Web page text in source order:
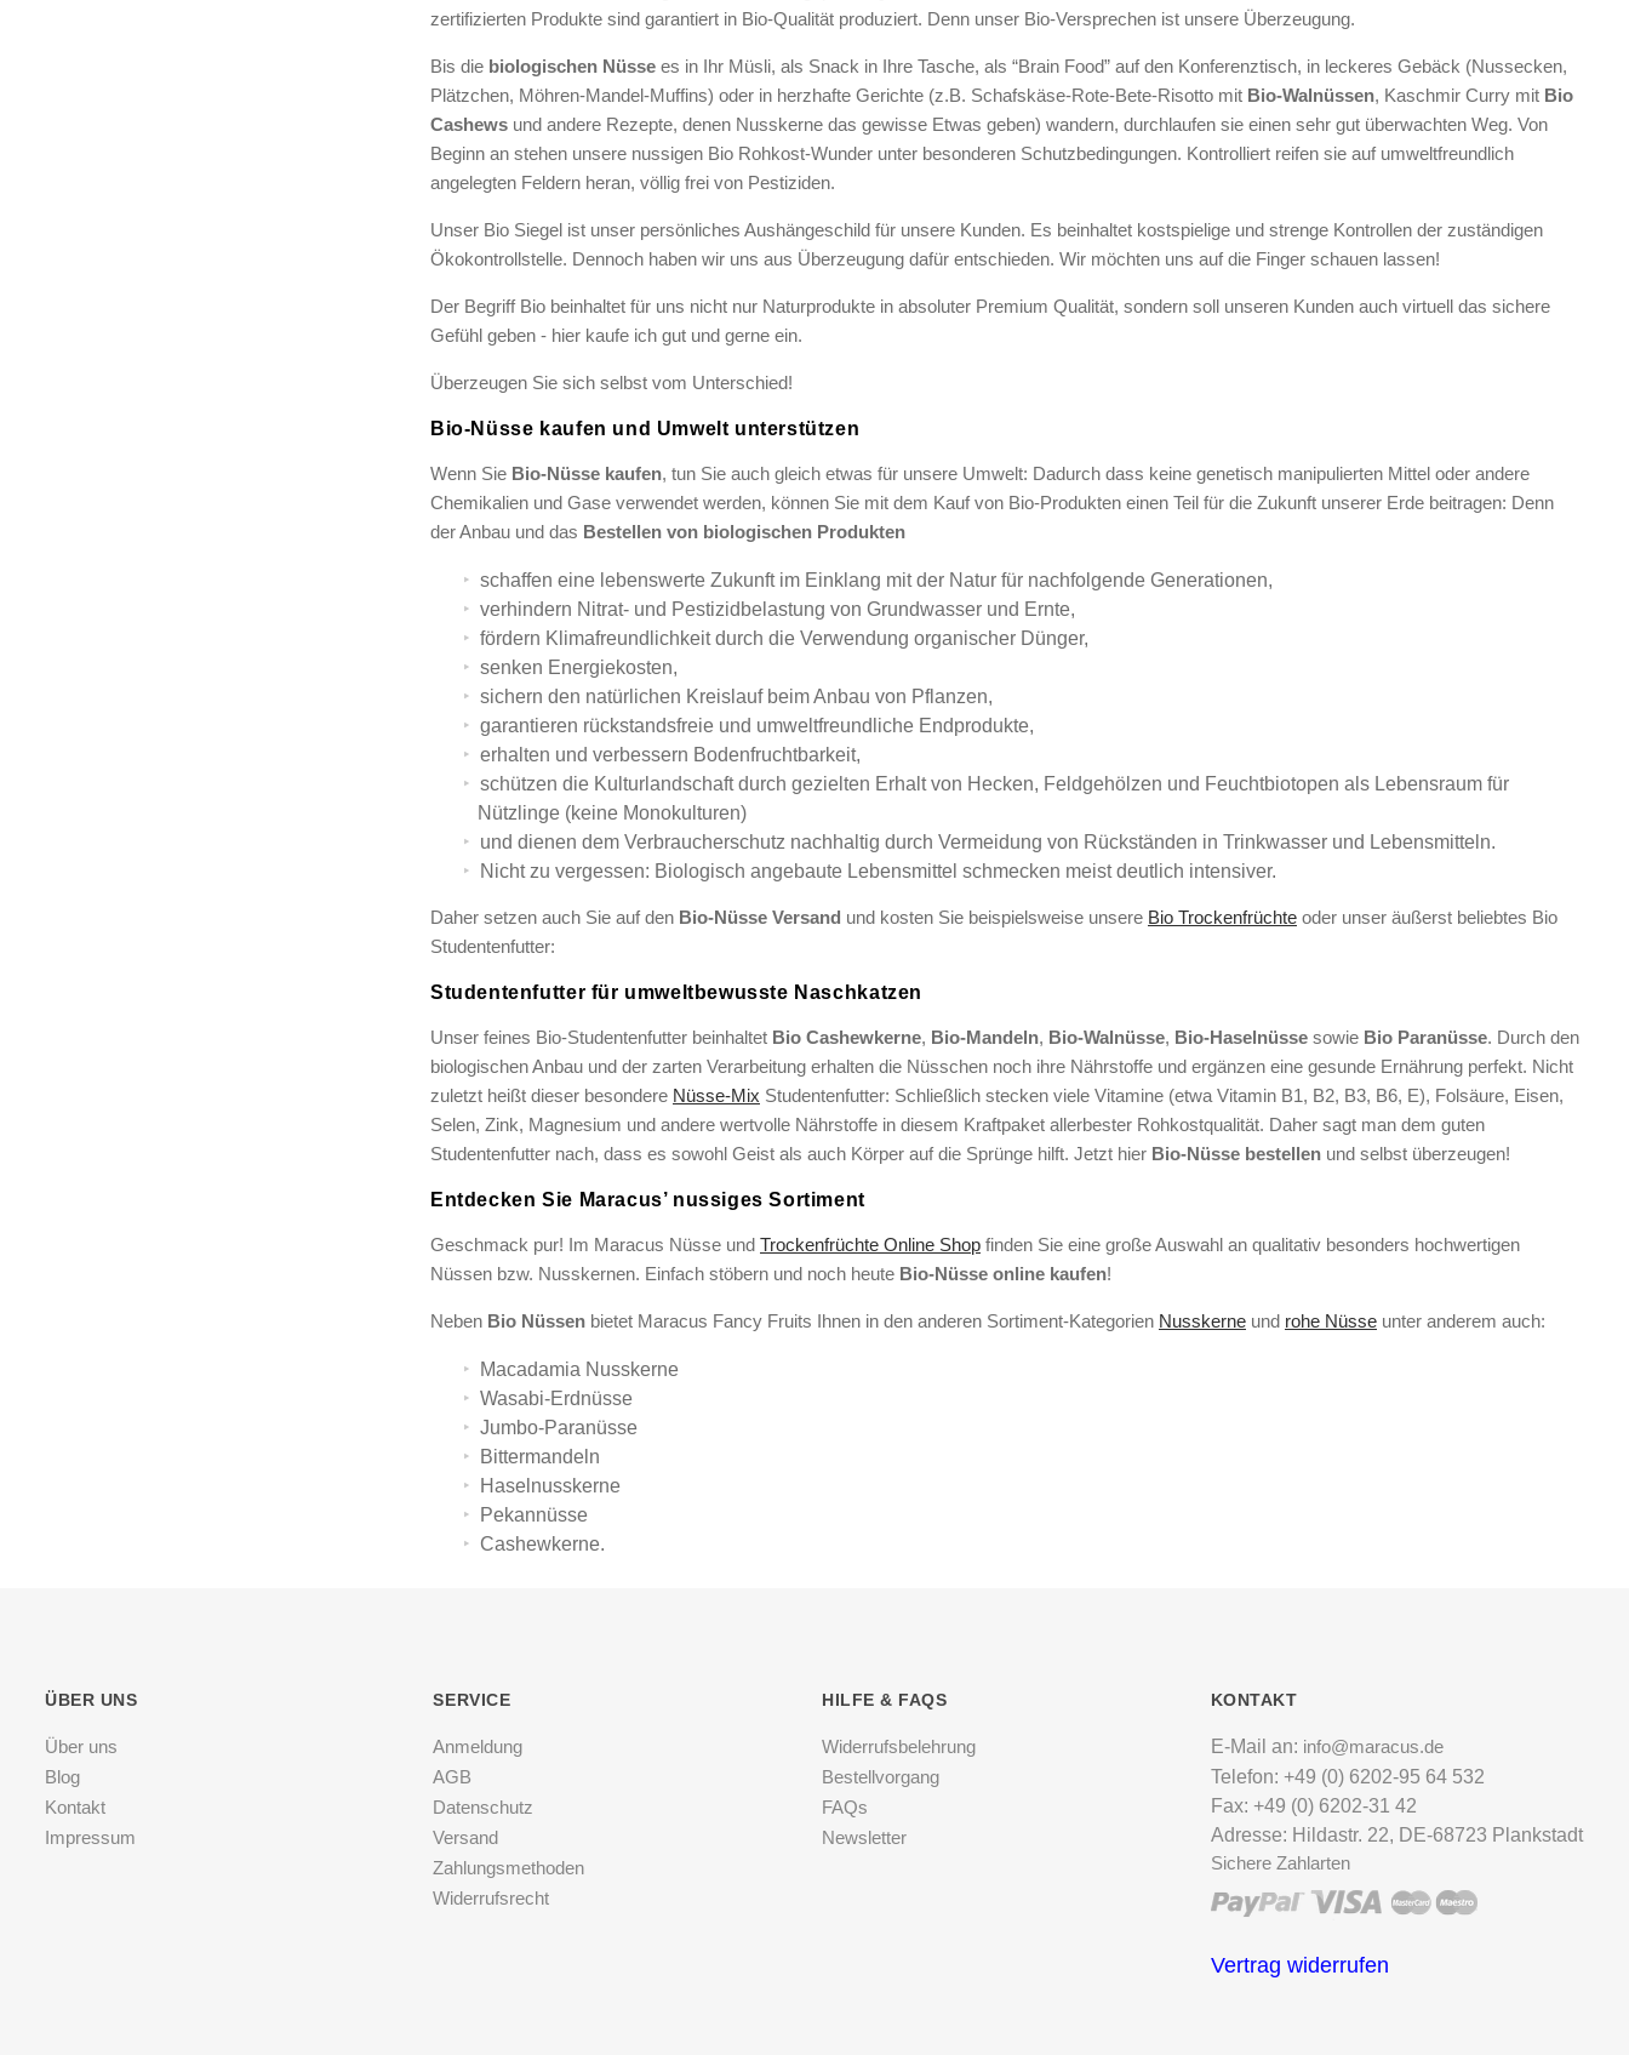
zertifizierten Produkte sind garantiert in Bio-Qualität produziert. Denn unser Bio-Versprechen ist unsere Überzeugung.
Bis die biologischen Nüsse es in Ihr Müsli, als Snack in Ihre Tasche, als “Brain Food” auf den Konferenztisch, in leckeres Gebäck (Nussecken,
Plätzchen, Möhren-Mandel-Muffins) oder in herzhafte Gerichte (z.B. Schafskäse-Rote-Bete-Risotto mit Bio-Walnüssen, Kaschmir Curry mit Bio
Cashews und andere Rezepte, denen Nusskerne das gewisse Etwas geben) wandern, durchlaufen sie einen sehr gut überwachten Weg. Von
Beginn an stehen unsere nussigen Bio Rohkost-Wunder unter besonderen Schutzbedingungen. Kontrolliert reifen sie auf umweltfreundlich
angelegten Feldern heran, völlig frei von Pestiziden.
Unser Bio Siegel ist unser persönliches Aushängeschild für unsere Kunden. Es beinhaltet kostspielige und strenge Kontrollen der zuständigen
Ökokontrollstelle. Dennoch haben wir uns aus Überzeugung dafür entschieden. Wir möchten uns auf die Finger schauen lassen!
Der Begriff Bio beinhaltet für uns nicht nur Naturprodukte in absoluter Premium Qualität, sondern soll unseren Kunden auch virtuell das sichere
Gefühl geben - hier kaufe ich gut und gerne ein.
Überzeugen Sie sich selbst vom Unterschied!
Bio-Nüsse kaufen und Umwelt unterstützen
Wenn Sie Bio-Nüsse kaufen, tun Sie auch gleich etwas für unsere Umwelt: Dadurch dass keine genetisch manipulierten Mittel oder andere
Chemikalien und Gase verwendet werden, können Sie mit dem Kauf von Bio-Produkten einen Teil für die Zukunft unserer Erde beitragen: Denn
der Anbau und das Bestellen von biologischen Produkten
schaffen eine lebenswerte Zukunft im Einklang mit der Natur für nachfolgende Generationen,
verhindern Nitrat- und Pestizidbelastung von Grundwasser und Ernte,
fördern Klimafreundlichkeit durch die Verwendung organischer Dünger,
senken Energiekosten,
sichern den natürlichen Kreislauf beim Anbau von Pflanzen,
garantieren rückstandsfreie und umweltfreundliche Endprodukte,
erhalten und verbessern Bodenfruchtbarkeit,
schützen die Kulturlandschaft durch gezielten Erhalt von Hecken, Feldgehölzen und Feuchtbiotopen als Lebensraum für
Nützlinge (keine Monokulturen)
und dienen dem Verbraucherschutz nachhaltig durch Vermeidung von Rückständen in Trinkwasser und Lebensmitteln.
Nicht zu vergessen: Biologisch angebaute Lebensmittel schmecken meist deutlich intensiver.
Daher setzen auch Sie auf den Bio-Nüsse Versand und kosten Sie beispielsweise unsere Bio Trockenfrüchte oder unser äußerst beliebtes Bio
Studentenfutter:
Studentenfutter für umweltbewusste Naschkatzen
Unser feines Bio-Studentenfutter beinhaltet Bio Cashewkerne, Bio-Mandeln, Bio-Walnüsse, Bio-Haselnüsse sowie Bio Paranüsse. Durch den
biologischen Anbau und der zarten Verarbeitung erhalten die Nüsschen noch ihre Nährstoffe und ergänzen eine gesunde Ernährung perfekt. Nicht
zuletzt heißt dieser besondere Nüsse-Mix Studentenfutter: Schließlich stecken viele Vitamine (etwa Vitamin B1, B2, B3, B6, E), Folsäure, Eisen,
Selen, Zink, Magnesium und andere wertvolle Nährstoffe in diesem Kraftpaket allerbester Rohkostqualität. Daher sagt man dem guten
Studentenfutter nach, dass es sowohl Geist als auch Körper auf die Sprünge hilft. Jetzt hier Bio-Nüsse bestellen und selbst überzeugen!
Entdecken Sie Maracus’ nussiges Sortiment
Geschmack pur! Im Maracus Nüsse und Trockenfrüchte Online Shop finden Sie eine große Auswahl an qualitativ besonders hochwertigen
Nüssen bzw. Nusskernen. Einfach stöbern und noch heute Bio-Nüsse online kaufen!
Neben Bio Nüssen bietet Maracus Fancy Fruits Ihnen in den anderen Sortiment-Kategorien Nusskerne und rohe Nüsse unter anderem auch:
Macadamia Nusskerne
Wasabi-Erdnüsse
Jumbo-Paranüsse
Bittermandeln
Haselnusskerne
Pekannüsse
Cashewkerne.
ÜBER UNS
Über uns
Blog
Kontakt
Impressum
SERVICE
Anmeldung
AGB
Datenschutz
Versand
Zahlungsmethoden
Widerrufsrecht
HILFE & FAQS
Widerrufsbelehrung
Bestellvorgang
FAQs
Newsletter
KONTAKT
E-Mail an: info@maracus.de
Telefon: +49 (0) 6202-95 64 532
Fax: +49 (0) 6202-31 42
Adresse: Hildastr. 22, DE-68723 Plankstadt
Sichere Zahlarten
Vertrag widerrufen